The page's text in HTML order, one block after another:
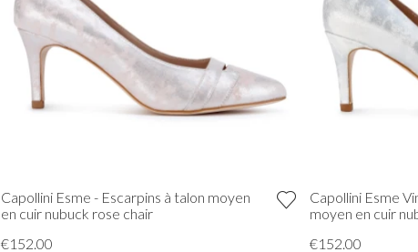
Capollini Esme - Escarpins à talon moyen
en cuir nubuck rose chair
€152.00
Capollini Esme
moyen en cuir
€152.00